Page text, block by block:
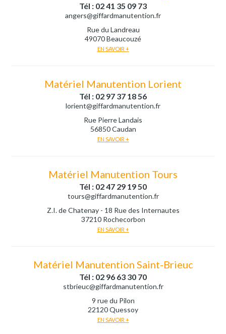
Tél : 02 41 35 09 73
angers@giffardmanutention.fr
Rue du Landreau
49070 Beaucouzé
EN SAVOIR +
Matériel Manutention Lorient
Tél : 02 97 37 18 56
lorient@giffardmanutention.fr
Rue Pierre Landais
56850 Caudan
EN SAVOIR +
Matériel Manutention Tours
Tél : 02 47 29 19 50
tours@giffardmanutention.fr
Z.I. de Chatenay - 18 Rue des Internautes
37210 Rochecorbon
EN SAVOIR +
Matériel Manutention Saint-Brieuc
Tél : 02 96 63 30 70
stbrieuc@giffardmanutention.fr
9 rue du Pilon
22120 Quessoy
EN SAVOIR +